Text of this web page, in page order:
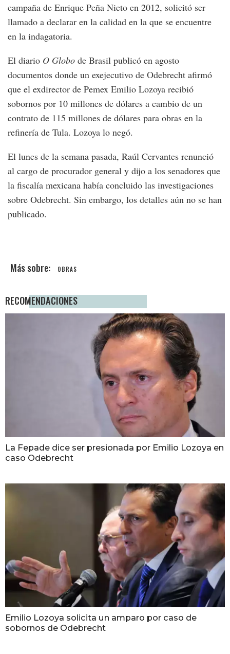
campaña de Enrique Peña Nieto en 2012, solicitó ser
llamado a declarar en la calidad en la que se encuentre
en la indagatoria.
El diario O Globo de Brasil publicó en agosto
documentos donde un exejecutivo de Odebrecht afirmó
que el exdirector de Pemex Emilio Lozoya recibió
sobornos por 10 millones de dólares a cambio de un
contrato de 115 millones de dólares para obras en la
refinería de Tula. Lozoya lo negó.
El lunes de la semana pasada, Raúl Cervantes renunció
al cargo de procurador general y dijo a los senadores que
la fiscalía mexicana había concluido las investigaciones
sobre Odebrecht. Sin embargo, los detalles aún no se han
publicado.
OBRAS
RECOMENDACIONES
La Fepade dice ser presionada por Emilio Lozoya en
caso Odebrecht
Emilio Lozoya solicita un amparo por caso de
sobornos de Odebrecht